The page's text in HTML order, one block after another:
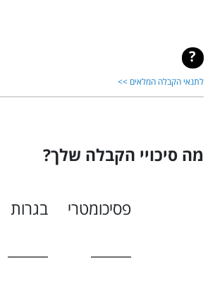
לתנאי הקבלה המלאים >>
מה סיכויי הקבלה שלך?
פסיכומטרי בגרות